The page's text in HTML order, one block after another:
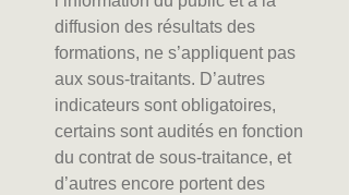
diffusion des résultats des
formations, ne s’appliquent pas
aux sous-traitants. D’autres
indicateurs sont obligatoires,
certains sont audités en fonction
du contrat de sous-traitance, et
d’autres encore portent des